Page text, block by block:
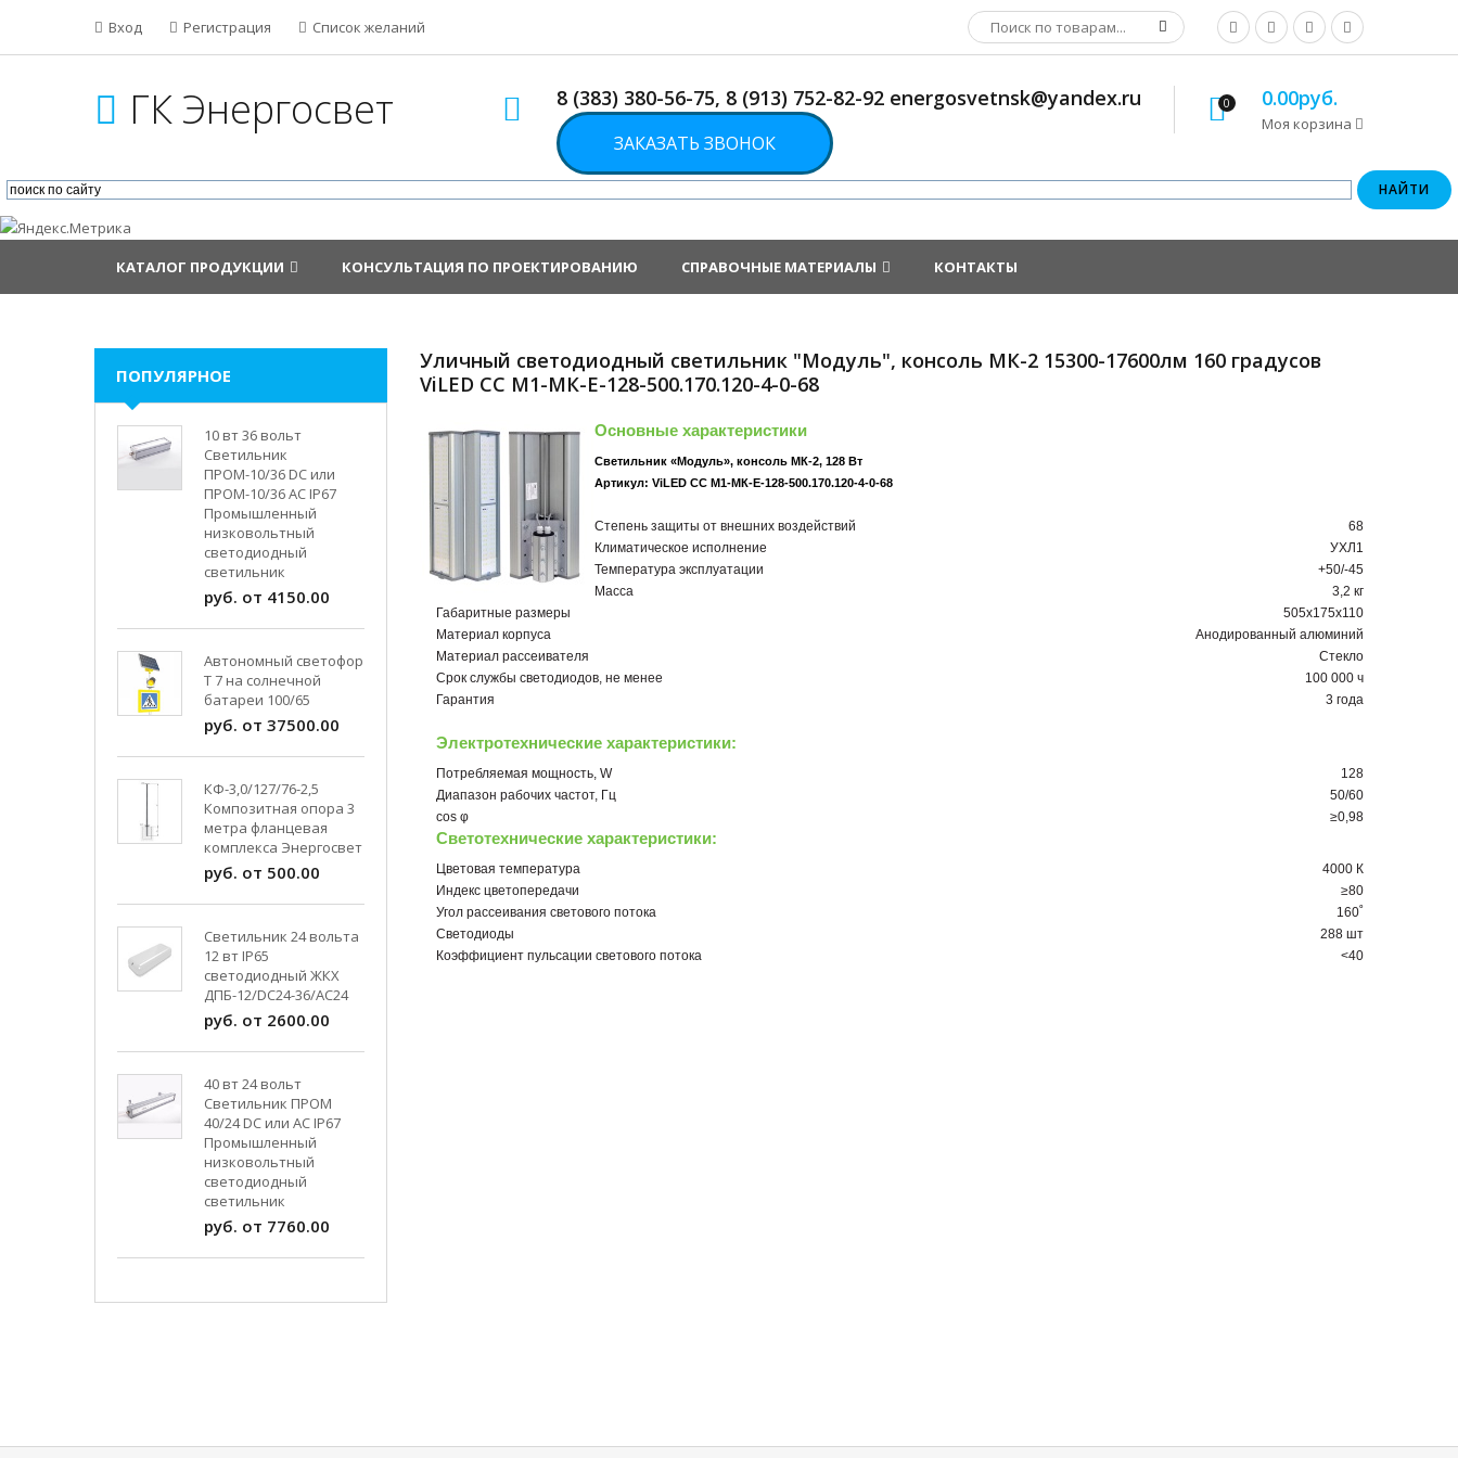
Вход Регистрация Список желаний
ГК Энергосвет 8 (383) 380-56-75, 8 (913) 752-82-92 energosvetnsk@yandex.ru
ЗАКАЗАТЬ ЗВОНОК
0 0.00руб.
Моя корзина
КАТАЛОГ ПРОДУКЦИИ КОНСУЛЬТАЦИЯ ПО ПРОЕКТИРОВАНИЮ СПРАВОЧНЫЕ МАТЕРИАЛЫ КОНТАКТЫ
Уличный светодиодный светильник "Модуль", консоль МК-2 15300-17600лм 160 градусов
ViLED СС М1-МК-Е-128-500.170.120-4-0-68
Основные характеристики
Светильник «Модуль», консоль МК-2, 128 Вт
Артикул: ViLED СС М1-МК-Е-128-500.170.120-4-0-68
Степень защиты от внешних воздействий
68
Климатическое исполнение
УХЛ1
Температура эксплуатации
+50/-45
Масса
3,2 кг
Габаритные размеры
505х175х110
Материал корпуса
Анодированный алюминий
Материал рассеивателя
Стекло
Срок службы светодиодов, не менее
100 000 ч
Гарантия
3 года
Электротехнические характеристики:
Потребляемая мощность, W
128
Диапазон рабочих частот, Гц
50/60
cos φ
≥0,98
Светотехнические характеристики:
Цветовая температура
4000 К
Индекс цветопередачи
≥80
Угол рассеивания светового потока
160˚
Светодиоды
288 шт
Коэффициент пульсации светового потока
<40
ПОПУЛЯРНОЕ
10 вт 36 вольт
Светильник
ПРОМ-10/36 DC или
ПРОМ-10/36 AC IP67
Промышленный
низковольтный
светодиодный
светильник
руб. от 4150.00
Автономный светофор
Т 7 на солнечной
батареи 100/65
руб. от 37500.00
КФ-3,0/127/76-2,5
Композитная опора 3
метра фланцевая
комплекса Энергосвет
руб. от 500.00
Светильник 24 вольта
12 вт IP65
светодиодный ЖКХ
ДПБ-12/DC24-36/АС24
руб. от 2600.00
40 вт 24 вольт
Светильник ПРОМ
40/24 DC или AC IP67
Промышленный
низковольтный
светодиодный
светильник
руб. от 7760.00